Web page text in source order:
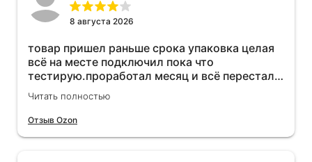
8 августа 2026
товар пришел раньше срока упаковка целая
всё на месте подключил пока что
тестирую.проработал месяц и всё перестал
работать прибавился расход топлива , очень
жаль деньги на ветер
Читать полностью
Отзыв Ozon